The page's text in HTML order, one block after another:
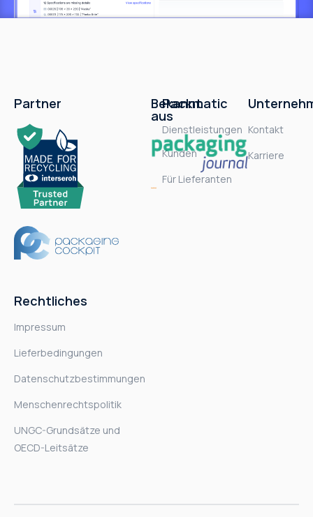
Partner Bekannt
aus
Packmatic
Dienstleistungen
Kunden
Für Lieferanten
Kontakt
Karriere
Rechtliches
Impressum
Lieferbedingungen
Datenschutzbestimmungen
Menschenrechtspolitik
UNGC-Grundsätze und
OECD-Leitsätze